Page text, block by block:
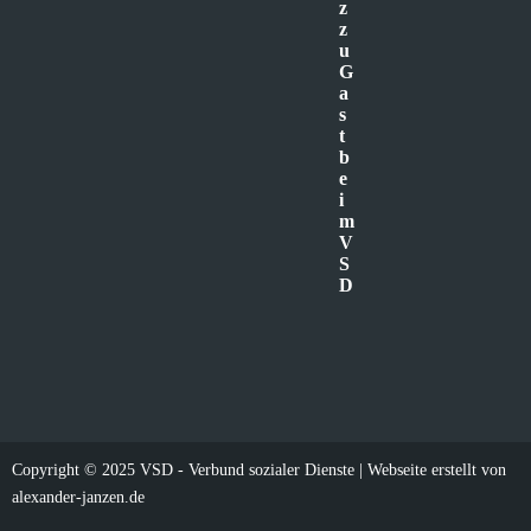
z
z
u
G
a
s
t
b
e
i
m
V
S
D
Copyright © 2025 VSD - Verbund sozialer Dienste | Webseite erstellt von
alexander-janzen.de